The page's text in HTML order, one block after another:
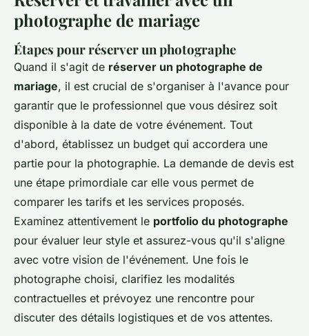
photographe de mariage
Étapes pour réserver un photographe
Quand il s'agit de réserver un photographe de
mariage, il est crucial de s'organiser à l'avance pour
garantir que le professionnel que vous désirez soit
disponible à la date de votre événement. Tout
d'abord, établissez un budget qui accordera une
partie pour la photographie. La demande de devis est
une étape primordiale car elle vous permet de
comparer les tarifs et les services proposés.
Examinez attentivement le portfolio du photographe
pour évaluer leur style et assurez-vous qu'il s'aligne
avec votre vision de l'événement. Une fois le
photographe choisi, clarifiez les modalités
contractuelles et prévoyez une rencontre pour
discuter des détails logistiques et de vos attentes.